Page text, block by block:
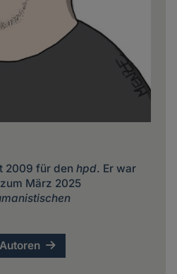
2009 für den hpd. Er war
März 2025